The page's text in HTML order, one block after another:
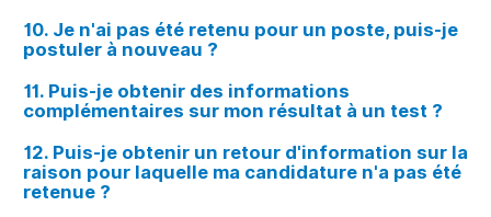
10. Je n'ai pas été retenu pour un poste, puis-je
postuler à nouveau ?
11. Puis-je obtenir des informations
complémentaires sur mon résultat à un test ?
12. Puis-je obtenir un retour d'information sur la
raison pour laquelle ma candidature n'a pas été
retenue ?